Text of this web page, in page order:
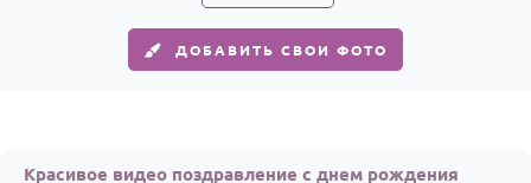
ДОБАВИТЬ СВОИ ФОТО
Красивое видео поздравление с днем рождения